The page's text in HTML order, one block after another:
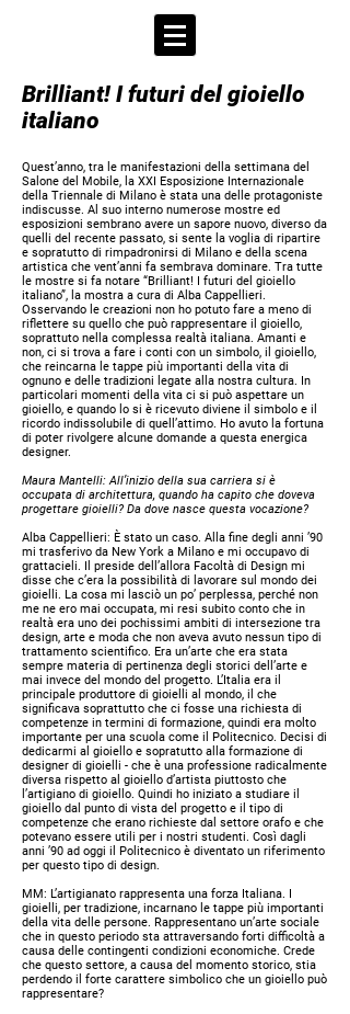
Brilliant! I futuri del gioiello
italiano
Quest’anno, tra le manifestazioni della settimana del
Salone del Mobile, la XXI Esposizione Internazionale
della Triennale di Milano è stata una delle protagoniste
indiscusse. Al suo interno numerose mostre ed
esposizioni sembrano avere un sapore nuovo, diverso da
quelli del recente passato, si sente la voglia di ripartire
e sopratutto di rimpadronirsi di Milano e della scena
artistica che vent’anni fa sembrava dominare. Tra tutte
le mostre si fa notare “Brilliant! I futuri del gioiello
italiano”, la mostra a cura di Alba Cappellieri.
Osservando le creazioni non ho potuto fare a meno di
riflettere su quello che può rappresentare il gioiello,
soprattuto nella complessa realtà italiana. Amanti e
non, ci si trova a fare i conti con un simbolo, il gioiello,
che reincarna le tappe più importanti della vita di
ognuno e delle tradizioni legate alla nostra cultura. In
particolari momenti della vita ci si può aspettare un
gioiello, e quando lo si è ricevuto diviene il simbolo e il
ricordo indissolubile di quell’attimo. Ho avuto la fortuna
di poter rivolgere alcune domande a questa energica
designer.
Maura Mantelli:All’inizio della sua carriera si è
occupata di architettura, quando ha capito che doveva
progettare gioielli? Da dove nasce questa vocazione?
Alba Cappellieri: È stato un caso. Alla fine degli anni ’90
mi trasferivo da New York a Milano e mi occupavo di
grattacieli. Il preside dell’allora Facoltà di Design mi
disse che c’era la possibilità di lavorare sul mondo dei
gioielli. La cosa mi lasciò un po’ perplessa, perché non
me ne ero mai occupata, mi resi subito conto che in
realtà era uno dei pochissimi ambiti di intersezione tra
design, arte e moda che non aveva avuto nessun tipo di
trattamento scientifico. Era un’arte che era stata
sempre materia di pertinenza degli storici dell’arte e
mai invece del mondo del progetto. L’Italia era il
principale produttore di gioielli al mondo, il che
significava soprattutto che ci fosse una richiesta di
competenze in termini di formazione, quindi era molto
importante per una scuola come il Politecnico. Decisi di
dedicarmi al gioiello e sopratutto alla formazione di
designer di gioielli - che è una professione radicalmente
diversa rispetto al gioiello d’artista piuttosto che
l’artigiano di gioiello. Quindi ho iniziato a studiare il
gioiello dal punto di vista del progetto e il tipo di
competenze che erano richieste dal settore orafo e che
potevano essere utili per i nostri studenti. Così dagli
anni ’90 ad oggi il Politecnico è diventato un riferimento
per questo tipo di design.
MM: L’artigianato rappresenta una forza Italiana. I
gioielli, per tradizione, incarnano le tappe più importanti
della vita delle persone. Rappresentano un’arte sociale
che in questo periodo sta attraversando forti difficoltà a
causa delle contingenti condizioni economiche. Crede
che questo settore, a causa del momento storico, stia
perdendo il forte carattere simbolico che un gioiello può
rappresentare?